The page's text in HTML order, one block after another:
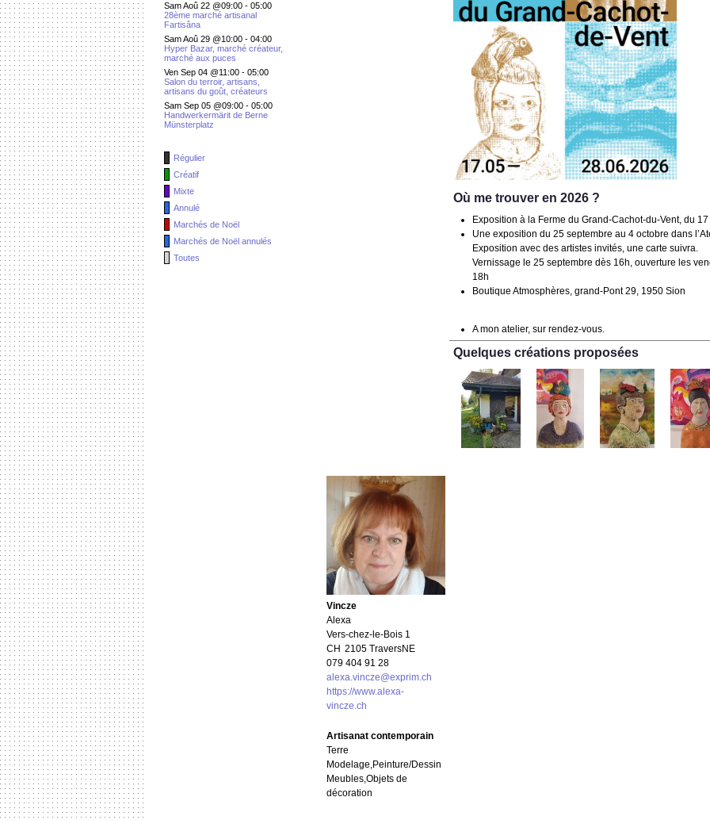
Sam Aoû 22 @09:00 - 05:00
28ème marché artisanal
Fartisâna
Sam Aoû 29 @10:00 - 04:00
Hyper Bazar, marché créateur,
marché aux puces
Ven Sep 04 @11:00 - 05:00
Salon du terroir, artisans,
artisans du goût, créateurs
Sam Sep 05 @09:00 - 05:00
Handwerkermärit de Berne
Münsterplatz
Régulier
Créatif
Mixte
Annulé
Marchés de Noël
Marchés de Noël annulés
Toutes
Où me trouver en 2026 ?
Exposition à la Ferme du Grand-Cachot-du-Vent, du
Une exposition du 25 septembre au 4 octobre dans
Exposition avec des artistes invités, une carte suivra.
Vernissage le 25 septembre dès 16h, ouverture les
18h
Boutique Atmosphères, grand-Pont 29, 1950 Sion
A mon atelier, sur rendez-vous.
Quelques créations proposées
Vincze
Alexa
Vers-chez-le-Bois 1
CH 2105 TraversNE
079 404 91 28
alexa.vincze@exprim.ch
https://www.alexa-
vincze.ch
Artisanat contemporain
Terre
Modelage,Peinture/Dessin
Meubles,Objets de
décoration